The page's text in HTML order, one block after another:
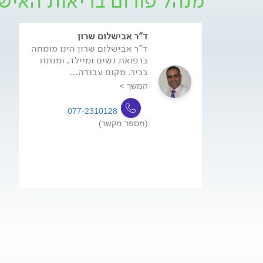
ד"ר אבישלום שרון
ד"ר אבישלום שרון הינו מומחה
ברפואת נשים ומיילד, ומנתח
בכיר. מקום עבודה...
המשך >
077-2310128
(מספר מקשר)